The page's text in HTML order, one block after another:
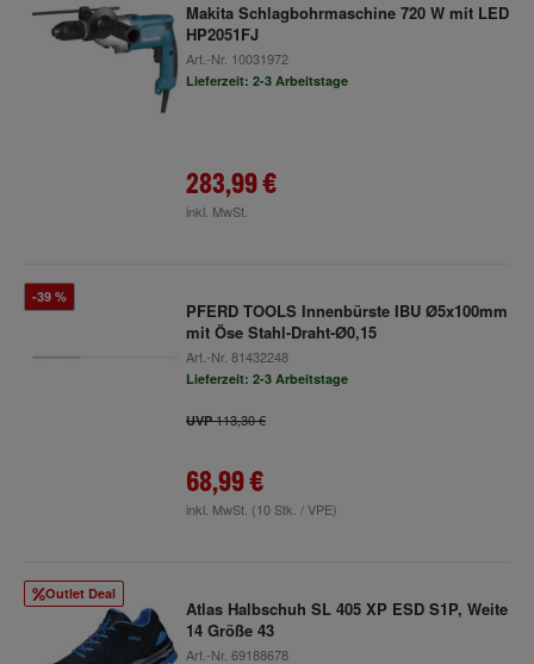
Makita Schlagbohrmaschine 720 W mit LED
HP2051FJ
Art.-Nr. 10031972
Lieferzeit: 2-3 Arbeitstage
283,99 €
inkl. MwSt.
-39 %
PFERD TOOLS Innenbürste IBU Ø5x100mm
mit Öse Stahl-Draht-Ø0,15
Art.-Nr. 81432248
Lieferzeit: 2-3 Arbeitstage
UVP113,30 €
68,99 €
inkl. MwSt. (10 Stk. / VPE)
Outlet Deal
Atlas Halbschuh SL 405 XP ESD S1P, Weite
14 Größe 43
Art.-Nr. 69188678